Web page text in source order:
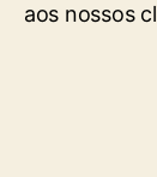
aos nossos